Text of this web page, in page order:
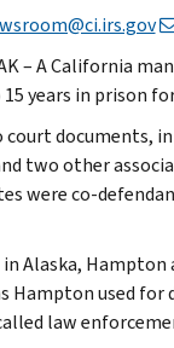
– A California
years in prison
court documents,
two other
were co-
Alaska,
Hampton used for
law